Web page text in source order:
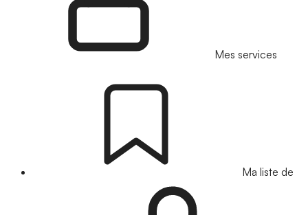
Mes services
Ma liste de